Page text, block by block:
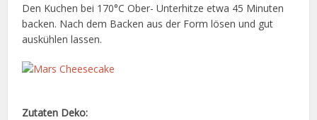
Den Kuchen bei 170°C Ober- Unterhitze etwa 45 Minuten
backen. Nach dem Backen aus der Form lösen und gut
auskühlen lassen.
Zutaten Deko: